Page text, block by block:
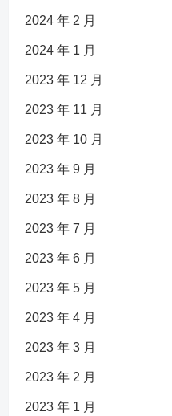
2024 年 2 月
2024 年 1 月
2023 年 12 月
2023 年 11 月
2023 年 10 月
2023 年 9 月
2023 年 8 月
2023 年 7 月
2023 年 6 月
2023 年 5 月
2023 年 4 月
2023 年 3 月
2023 年 2 月
2023 年 1 月